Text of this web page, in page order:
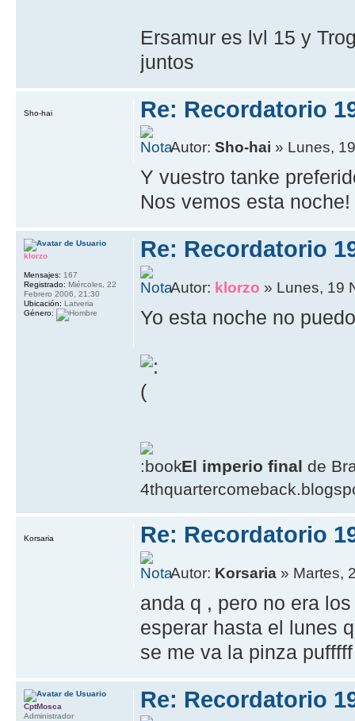
Ersamur es lvl 15 y
juntos
Re: Recordatorio
Autor:Sho-hai » Lunes,
Y vuestro tanke
Nos vemos esta noche!
Sho-hai
Re: Recordatorio
Autor: klorzo » Lunes, 19
Yo esta noche no
El imperio final de
klorzo
Mensajes: 167
Registrado: Miércoles, 22
Febrero 2006, 21:30
Ubicación: Latveria
Género:
Re: Recordatorio
Autor: Korsaria » Martes,
anda q , pero no era
esperar hasta el lunes
se me va la pinza pufffff
Korsaria
Re: Recordatorio
CptMosca
Administrador